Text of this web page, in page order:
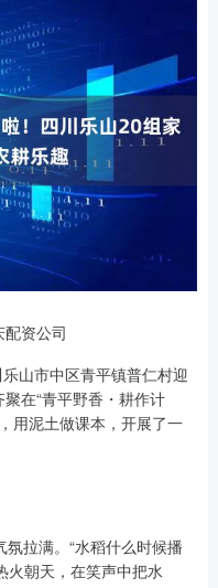
资公司
山市中区青平镇普仁村迎
在“青平野香・耕作计
用泥土做课本，开展了一
拉满。“水稻什么时候播
火朝天，在笑声中把水